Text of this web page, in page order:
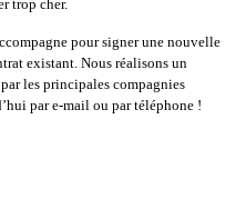
trop cher.
pour signer une nouvelle
existant. Nous réalisons un
les principales compagnies
par e-mail ou par téléphone !